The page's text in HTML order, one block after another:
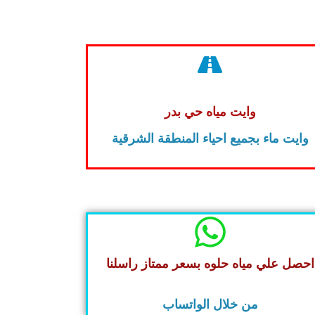
وايت مياه حي بدر
وايت ماء بجميع احياء المنطقة الشرقية
احصل علي مياه حلوه بسعر ممتاز راسلنا
من خلال الواتساب